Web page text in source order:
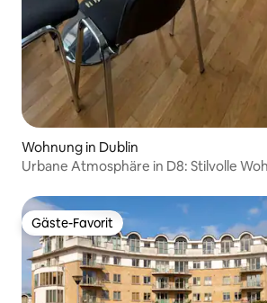
Wohnung in Dublin
Urbane Atmosphäre in D8: Stilvolle
Gäste-Favorit
Gäste-Favorit